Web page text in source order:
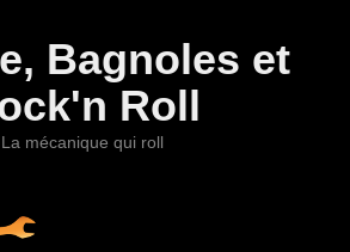
Bagnoles et
Roll
La mécanique qui roll